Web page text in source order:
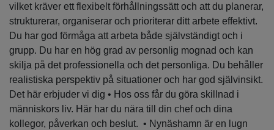
vilket kräver ett flexibelt förhållningssätt och att du planerar,
strukturerar, organiserar och prioriterar ditt arbete effektivt.
Du har god förmåga att arbeta både självständigt och i
grupp. Du har en hög grad av personlig mognad och kan
skilja på det professionella och det personliga. Du behåller
realistiska perspektiv på situationer och har god självinsikt.
Det här erbjuder vi dig • Hos oss får du göra skillnad i
människors liv. Här har du nära till din chef och dina
kollegor, påverkan och beslut. • Nynäshamn är en lugn